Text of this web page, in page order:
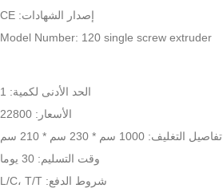
إصدار الشهادات: CE
Model Number: 120 single screw extruder
الحد الأدنى لكمية: 1
الأسعار: 22800
تفاصيل التغليف: 1000 سم * 230 سم * 210 سم
وقت التسليم: 30 يوما
شروط الدفع: L/C، T/T